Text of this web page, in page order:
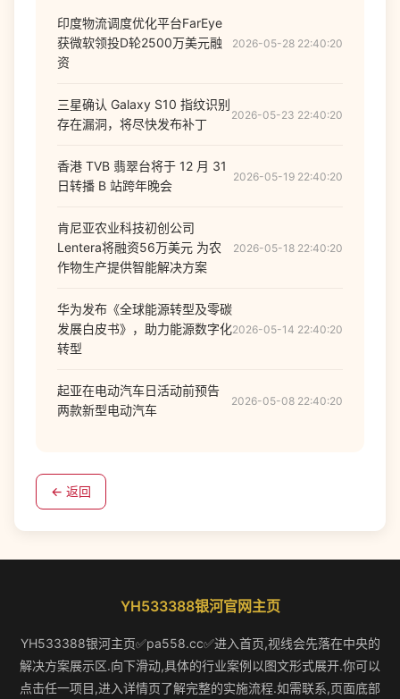
印度物流调度优化平台FarEye
获微软领投D轮2500万美元融
资
2026-05-28 22:40:20
三星确认 Galaxy S10 指纹识别
存在漏洞，将尽快发布补丁
2026-05-23 22:40:20
香港 TVB 翡翠台将于 12 月 31
日转播 B 站跨年晚会
2026-05-19 22:40:20
肯尼亚农业科技初创公司
Lentera将融资56万美元 为农
作物生产提供智能解决方案
2026-05-18 22:40:20
华为发布《全球能源转型及零碳
发展白皮书》，助力能源数字化
转型
2026-05-14 22:40:20
起亚在电动汽车日活动前预告
两款新型电动汽车
2026-05-08 22:40:20
← 返回
YH533388银河官网主页
YH533388银河主页✅pa558.cc✅进入首页,视线会先落在中央的
解决方案展示区.向下滑动,具体的行业案例以图文形式展开.你可以
点击任一项目,进入详情页了解完整的实施流程.如需联系,页面底部